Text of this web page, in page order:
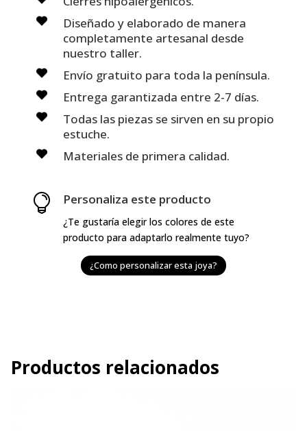
Diseñado y elaborado de manera
completamente artesanal desde
nuestro taller.
Envío gratuito para toda la península.
Entrega garantizada entre 2-7 días.
Todas las piezas se sirven en su propio
estuche.
Materiales de primera calidad.
 Personaliza este producto
¿Te gustaría elegir los colores de este
producto para adaptarlo realmente tuyo?
¿Como personalizar esta joya?
Productos relacionados